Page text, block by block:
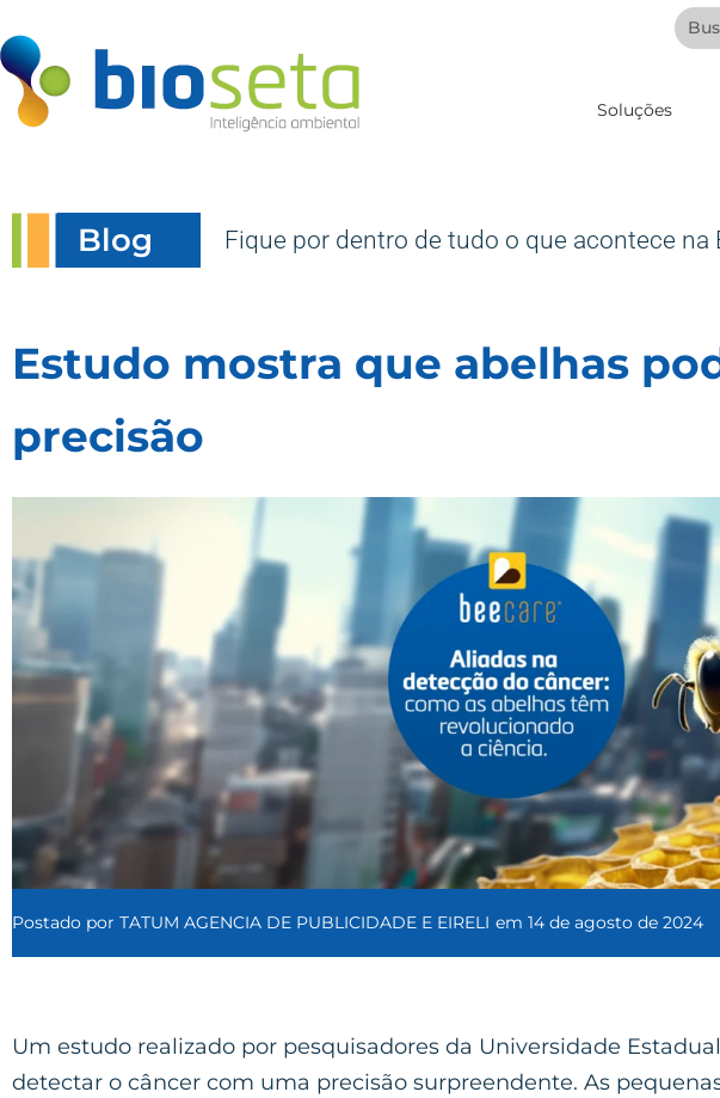
Soluções
Blog Fique por dentro de tudo o que acontece na
Estudo mostra que abelhas
precisão
Postado por TATUM AGENCIA DE PUBLICIDADE E EIRELI em 14 de agosto de 2024
Um estudo realizado por pesquisadores da Universidade
detectar o câncer com uma precisão surpreendente. As